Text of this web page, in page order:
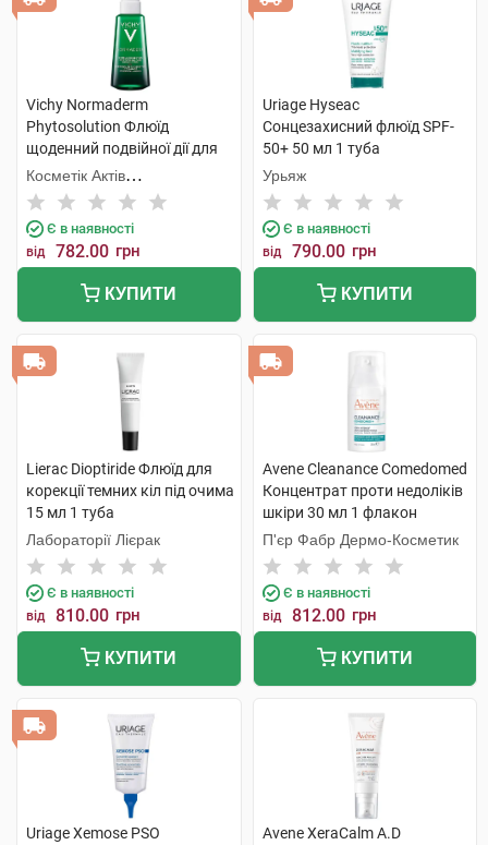
Vichy Normaderm
Phytosolution Флюїд
щоденний подвійної дії для
жирної, схильної до
недоліків шкіри 50 мл 1
флакон
Косметік Актів
Інтернаціональ
Є в наявності
від 782.00 грн
КУПИТИ
Uriage Hyseac
Сонцезахисний флюїд SPF-
50+ 50 мл 1 туба
Урьяж
Є в наявності
від 790.00 грн
КУПИТИ
Lierac Dioptiride Флюїд для
корекції темних кіл під очима
15 мл 1 туба
Лабораторії Лієрак
Є в наявності
від 810.00 грн
КУПИТИ
Avene Cleanance Comedomed
Концентрат проти недоліків
шкіри 30 мл 1 флакон
П'єр Фабр Дермо-Косметик
Є в наявності
від 812.00 грн
КУПИТИ
Uriage Xemose PSO
Avene XeraCalm A.D